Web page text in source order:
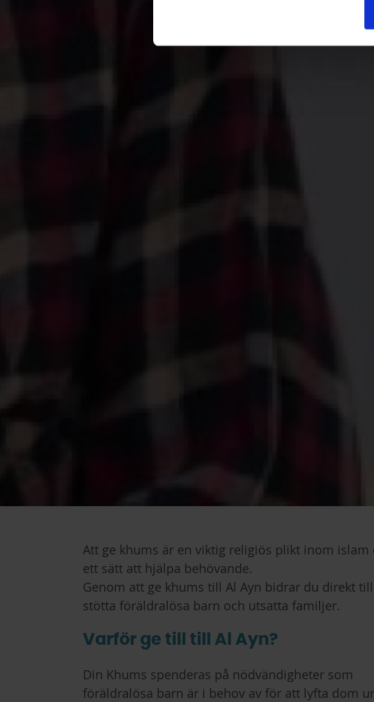
Att ge khums är en viktig religiös plikt inom islam
ett sätt att hjälpa behövande.
Genom att ge khums till Al Ayn bidrar du direkt
stötta föräldralösa barn och utsatta familjer.
Varför ge till till Al Ayn?
Din Khums spenderas på nödvändigheter som
föräldralösa barn är i behov av för att lyfta dom ur